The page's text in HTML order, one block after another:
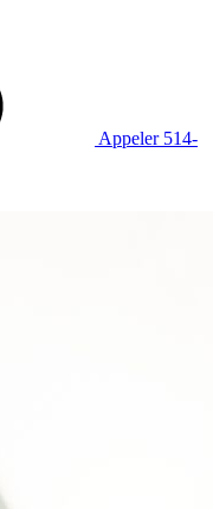
Appeler 514-